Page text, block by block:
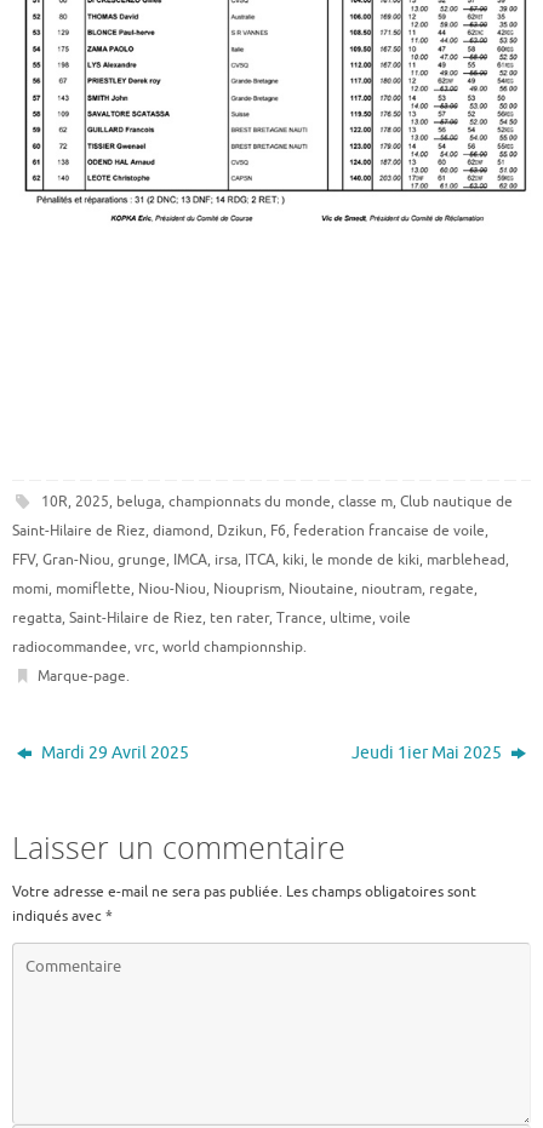
10R, 2025, beluga, championnats du monde, classe m, Club nautique de
Saint-Hilaire de Riez, diamond, Dzikun, F6, federation francaise de voile,
FFV, Gran-Niou, grunge, IMCA, irsa, ITCA, kiki, le monde de kiki, marblehead,
momi, momiflette, Niou-Niou, Niouprism, Nioutaine, nioutram, regate,
regatta, Saint-Hilaire de Riez, ten rater, Trance, ultime, voile
radiocommandee, vrc, world championnship.
Marque-page.
Mardi 29 Avril 2025 Jeudi 1ier Mai 2025
Laisser un commentaire
Votre adresse e-mail ne sera pas publiée. Les champs obligatoires sont
indiqués avec*